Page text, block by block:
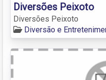
Diversões Peixoto
Diversões Peixoto
Diversão e